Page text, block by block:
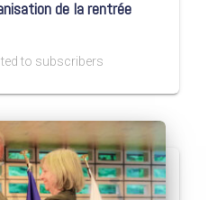
de la rentrée
to subscribers